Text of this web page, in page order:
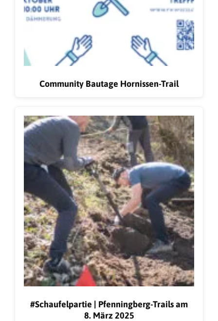
Community Bautage Hornissen-Trail
#Schaufelpartie | Pfenningberg-Trails am
8. März 2025